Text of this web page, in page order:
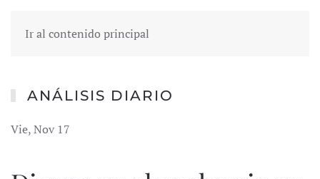
Ir al contenido principal
ANÁLISIS DIARIO
Vie, Nov 17